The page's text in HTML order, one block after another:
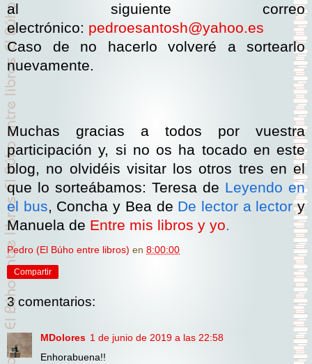
al siguiente correo
electrónico: pedroesantosh@yahoo.es
Caso de no hacerlo volveré a sortearlo
nuevamente.
Muchas gracias a todos por vuestra
participación y, si no os ha tocado en este
blog, no olvidéis visitar los otros tres en el
que lo sorteábamos: Teresa de Leyendo en
el bus, Concha y Bea de De lector a lectory
Manuela de Entre mis libros y yo.
Pedro (El Búho entre libros) en 8:00:00
Compartir
3 comentarios:
MDolores 1 de junio de 2019 a las 22:58
Enhorabuena!!